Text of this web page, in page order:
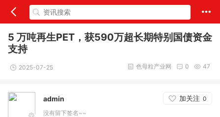
5 万吨再生PET，获590万超长期特别国债资金
支持
2025-07-25 47
0
色母粒产业网
admin 加关注 0
没有留下签名~~